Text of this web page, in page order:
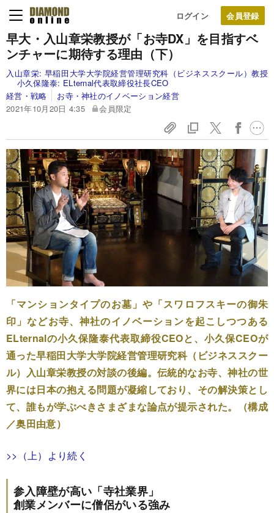
ログイン
早大・入山章栄教授が「お寺DX」を目指すベ
ンチャーに期待する理由（下）
入山章栄: 早稲田大学大学院経営管理研究科（ビジネススクール）教授
小久保隆泰: ELternal代表取締役社長CEO
経営・戦略
お寺・神社のイノベーション経営
2021年10月20日 4:35
会員限定
「マンションタイプのお墓」や「スワロフスキーの御朱
印」などお寺、神社のイノベーションを起こしつつある
ELternalの小久保隆泰代表取締役CEOと、小久保CEOが
通った早稲田大学大学院経営管理研究科（ビジネススクー
ル）入山章栄教授の対談の後編。伝統的なお寺、神社の世
界には日本の抱える問題が凝縮しており、その解決策とし
て、誰もが学ぶべきさまざまな論点が提示された。（構成
／奥田由意）
>>（上）より続く
参入障壁が高い「寺社業界」
創業メンバーに僧侶がいる強み